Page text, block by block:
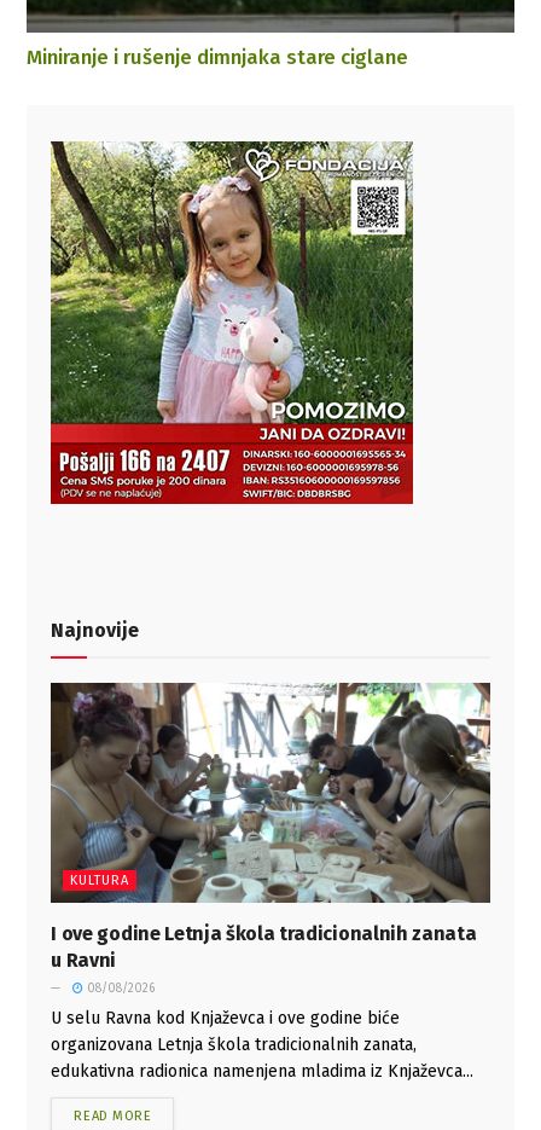
Miniranje i rušenje dimnjaka stare ciglane
Najnovije
KULTURA
I ove godine Letnja škola tradicionalnih zanata
u Ravni
08/08/2026
U selu Ravna kod Knjaževca i ove godine biće
organizovana Letnja škola tradicionalnih zanata,
edukativna radionica namenjena mladima iz Knjaževca...
READ MORE